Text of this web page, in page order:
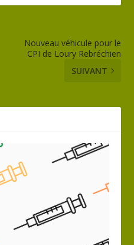
Nouveau véhicule pour le
CPI de Loury Rebréchien
SUIVANT